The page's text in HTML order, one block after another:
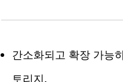
간소화되고 확장 가능
토리지.